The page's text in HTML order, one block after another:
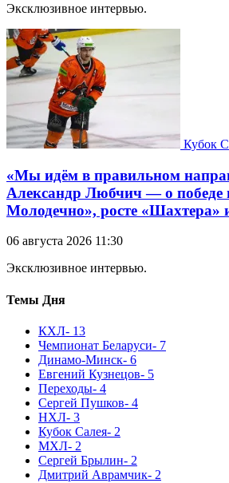
Эксклюзивное интервью.
Кубок
«Мы идём в правильном
Александр Любчич — о победе
Молодечно», росте «Шахтера»
06 августа 2026 11:30
Эксклюзивное интервью.
Темы Дня
КХЛ- 13
Чемпионат Беларуси- 7
Динамо-Минск- 6
Евгений Кузнецов- 5
Переходы- 4
Сергей Пушков- 4
НХЛ- 3
Кубок Салея- 2
МХЛ- 2
Сергей Брылин- 2
Дмитрий Аврамчик- 2